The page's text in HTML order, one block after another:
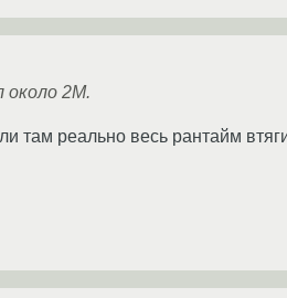
около 2М.
там реально весь рантайм